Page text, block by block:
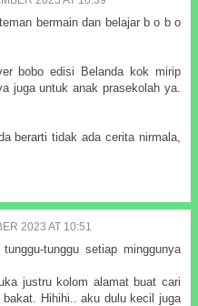
bermain dan belajar b o b o
bobo edisi Belanda kok mirip
juga untuk anak prasekolah ya.
berarti tidak ada cerita nirmala,
2023 AT 10:51
tunggu setiap minggunya
justru kolom alamat buat cari
Hihihi.. aku dulu kecil juga